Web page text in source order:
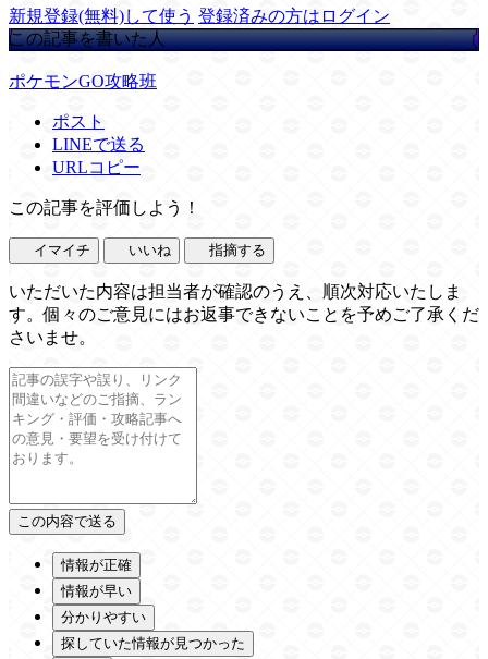
新規登録(無料)して使う 登録済みの方はログイン
この記事を書いた人
ポケモンGO攻略班
ポスト
LINEで送る
URLコピー
この記事を評価しよう！
イマイチ いいね 指摘する
いただいた内容は担当者が確認のうえ、順次対応いたしま
す。個々のご意見にはお返事できないことを予めご了承くだ
さいませ。
情報が正確
情報が早い
分かりやすい
探していた情報が見つかった